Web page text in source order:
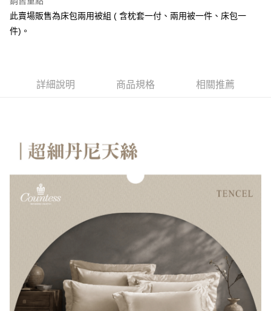
台新國際商業銀行
台灣樂天信用卡公司
玉山商業銀行
星展（台灣）商業銀行
運送方式
付款後門市自取(待系統通知後才可取貨)
此賣場販售為床包兩用被組 ( 含枕套一付、兩用被一件、床包一
件)。
詳細說明 商品規格 相關推薦